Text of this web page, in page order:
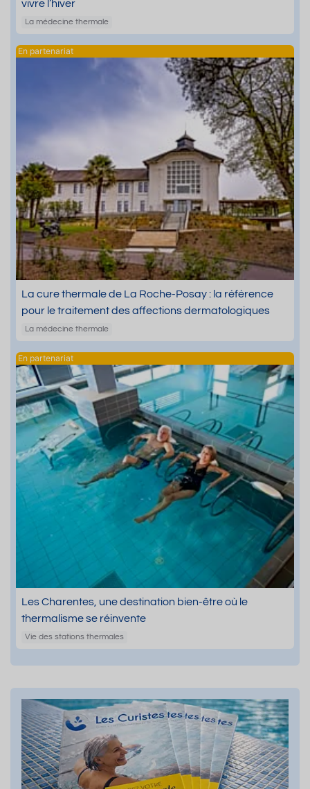
vivre l’hiver
La médecine thermale
La cure thermale de La Roche-Posay : la référence
pour le traitement des affections dermatologiques
La médecine thermale
Les Charentes, une destination bien-être où le
thermalisme se réinvente
Vie des stations thermales